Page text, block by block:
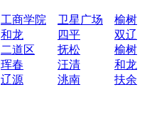
工商学院 卫星广场 榆树
和龙 四平 双辽
二道区 抚松 榆树
珲春 汪清 和龙
辽源 洮南 扶余